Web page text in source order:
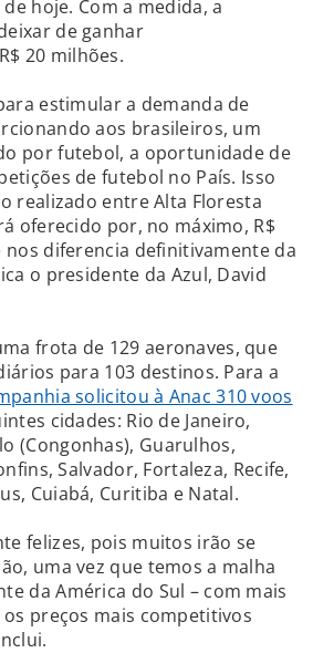
hoje. Com a medida, a
de ganhar
20 milhões.
estimular a demanda de
aos brasileiros, um
por futebol, a oportunidade de
de futebol no País. Isso
realizado entre Alta Floresta
oferecido por, no máximo, R$
nos diferencia definitivamente da
o presidente da Azul, David
frota de 129 aeronaves, que
para 103 destinos. Para a
solicitou à Anac 310 voos
cidades: Rio de Janeiro,
(Congonhas), Guarulhos,
Salvador, Fortaleza, Recife,
Cuiabá, Curitiba e Natal.
felizes, pois muitos irão se
uma vez que temos a malha
da América do Sul – com mais
os preços mais competitivos